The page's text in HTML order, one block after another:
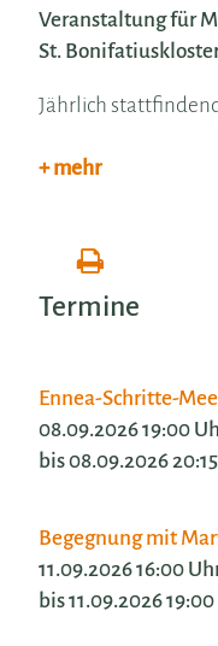
Veranstaltung für
St.
Jährlich
+ mehr
Termine
Ennea-Schritte-
08.09.2026 19:00
bis 08.09.2026
Begegnung mit
11.09.2026 16:00
bis 11.09.2026